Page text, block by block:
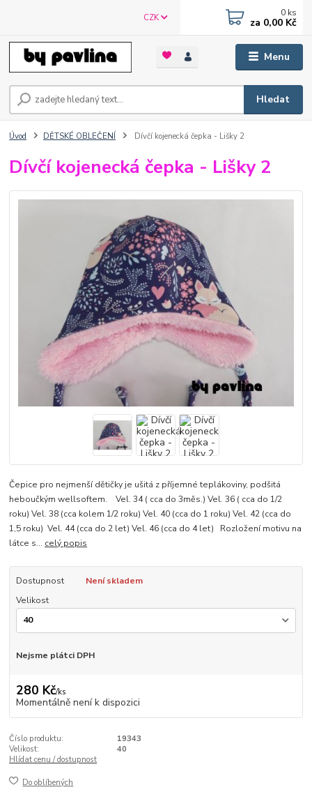
Menu
CZK
Hledat
0 ks
za 0,00 Kč
Úvod DĚTSKÉ OBLEČENÍ Dívčí kojenecká čepka - Lišky 2
Dívčí kojenecká čepka - Lišky 2
Čepice pro nejmenší dětičky je ušitá z příjemné teplákoviny, podšitá
heboučkým wellsoftem. Vel. 34 ( cca do 3měs.) Vel. 36 ( cca do 1/2
roku) Vel. 38 (cca kolem 1/2 roku) Vel. 40 (cca do 1 roku) Vel. 42 (cca do
1,5 roku) Vel. 44 (cca do 2 let) Vel. 46 (cca do 4 let) Rozložení motivu na
látce s... celý popis
Dostupnost
Není skladem
Velikost
Nejsme plátci DPH
280 Kč/ks
Momentálně není k dispozici
Číslo produktu:
19343
Velikost:
40
Hlídat cenu / dostupnost
Do oblíbených